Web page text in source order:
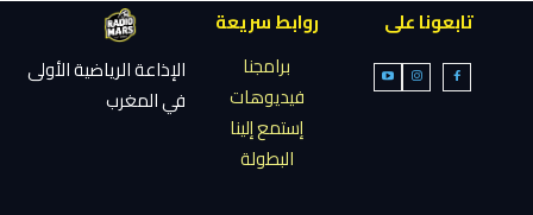
تابعونا على
روابط سريعة
برامجنا
فيديوهات
إستمع إلينا
البطولة
الإذاعة الرياضية الأولى
في المغرب